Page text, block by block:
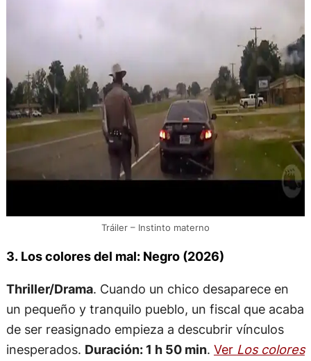
Tráiler – Instinto materno
3. Los colores del mal: Negro (2026)
Thriller/Drama. Cuando un chico desaparece en
un pequeño y tranquilo pueblo, un fiscal que acaba
de ser reasignado empieza a descubrir vínculos
inesperados. Duración: 1 h 50 min. Ver Los colores